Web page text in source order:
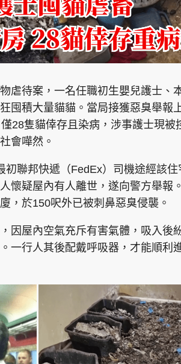
PCM 電腦廣場 星島頭條 星島日報
EDUPLUS
虐待案，一名任職初生嬰兒護士、
囤積大量貓貓。當局接獲惡臭舉報
28隻貓倖存且染病，涉事護士現被
會嘩然。
聯邦快遞（FedEx）司機途經該
懷疑屋內有人離世，遂向警方舉報
，於150呎外已被刺鼻惡臭侵襲。
因屋內空氣充斥有害氣體，吸入後
一行人其後配戴呼吸器，才能順利